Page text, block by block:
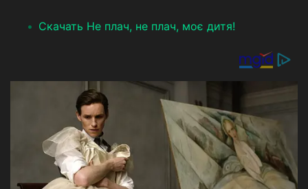
Скачать Не плач, не плач, моє дитя!